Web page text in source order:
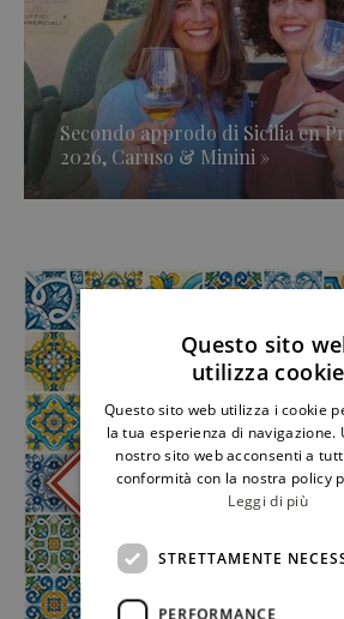
Secondo approdo di Sicilia en
2026, Caruso & Minini »
Questo sito
utilizza cookie
Questo sito web utilizza i cookie
la tua esperienza di navigazione.
nostro sito web acconsenti a
conformità con la nostra policy
Leggi di più
STRETTAMENTE
PERFORMANCE